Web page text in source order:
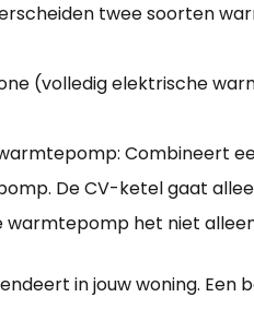
twee soorten
(volledig elektrische
Combineert
De CV-ketel gaat
warmtepomp het niet
in jouw woning. Een